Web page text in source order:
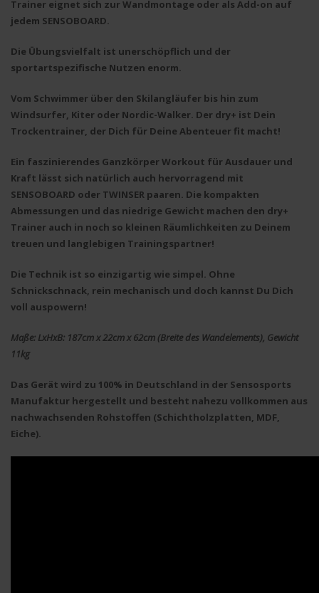
Trainer eignet sich zur Wandmontage oder als Add-on auf
jedem SENSOBOARD.
Die Übungsvielfalt ist unerschöpflich und der
sportartspezifische Nutzen enorm.
Vom Schwimmer über den Skilangläufer bis hin zum
Windsurfer, Kiter oder Nordic-Walker. Der dry+ ist Dein
Trockentrainer, der Dich für Deine Abenteuer fit macht!
Ein faszinierendes Ganzkörper Workout für Ausdauer und
Kraft lässt sich natürlich auch hervorragend mit
SENSOBOARD oder TWINSER paaren. Die kompakten
Abmessungen und das niedrige Gewicht machen den dry+
Trainer auch in noch so kleinen Räumlichkeiten zu Deinem
treuen und langlebigen Trainingspartner!
Die Technik ist so einzigartig wie simpel. Ohne
Schnickschnack, rein mechanisch und doch kannst Du Dich
voll auspowern!
Maße: LxHxB: 187cm x 22cm x 62cm (Breite des Wandelements), Gewicht
11kg
Das Gerät wird zu 100% in Deutschland in der Sensosports
Manufaktur hergestellt und besteht nahezu vollkommen aus
nachwachsenden Rohstoffen (Schichtholzplatten, MDF,
Eiche).